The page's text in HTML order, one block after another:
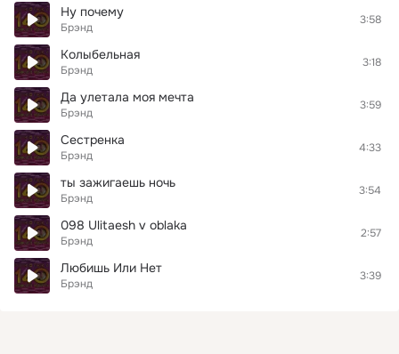
Ну почему
Брэнд
3:58
Колыбельная
Брэнд
3:18
Да улетала моя мечта
Брэнд
3:59
Сестренка
Брэнд
4:33
ты зажигаешь ночь
Брэнд
3:54
098 Ulitaesh v oblaka
Брэнд
2:57
Любишь Или Нет
Брэнд
3:39